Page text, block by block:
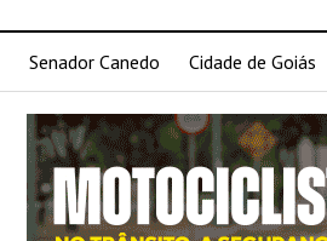
Senador Canedo Cidade de Goiás